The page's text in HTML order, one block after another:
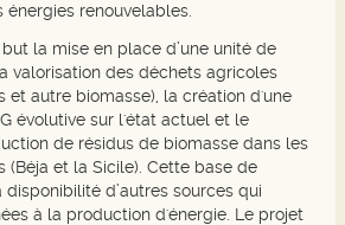
renouvelables.
la mise en place d’une unité de
valorisation des déchets agricoles
et autre biomasse), la création d'une
évolutive sur l'état actuel et le
de résidus de biomasse dans les
(Béja et la Sicile). Cette base de
d’autres sources qui
à la production d'énergie. Le projet